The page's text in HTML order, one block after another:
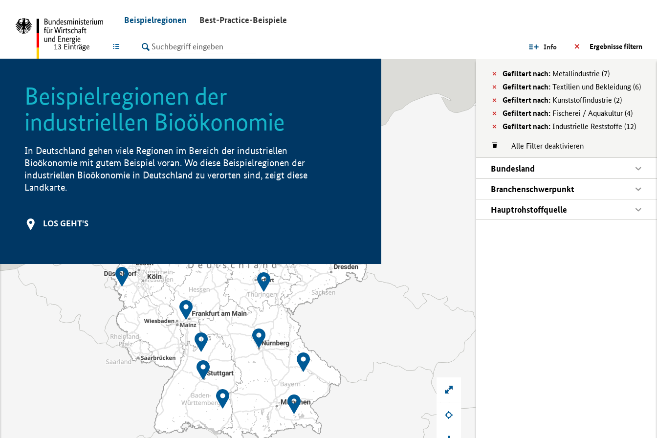
Beispielregionen Best-Practice-Beispiele
LISTE Ergebnisse filtern
Info
Gefiltert nach: Metallindustrie (7)
Gefiltert nach: Textilien und Bekleidung (6)
Gefiltert nach: Kunststoffindustrie (2)
Gefiltert nach: Fischerei / Aquakultur (4)
Gefiltert nach: Industrielle Reststoffe (12)
Alle Filter deaktivieren
Bundesland
Branchenschwerpunkt
Hauptrohstoffquelle
13 Einträge
Beispielregionen der
industriellen Bioökonomie
In Deutschland gehen viele Regionen im Bereich der industriellen
Bioökonomie mit gutem Beispiel voran. Wo diese Beispielregionen der
industriellen Bioökonomie in Deutschland zu verorten sind, zeigt diese
Landkarte.
LOS GEHT'S